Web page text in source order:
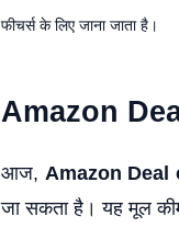
फीचर्स के लिए जाना जाता है।
Amazon
आज, Amazon Deal
जा सकता है। यह मूल